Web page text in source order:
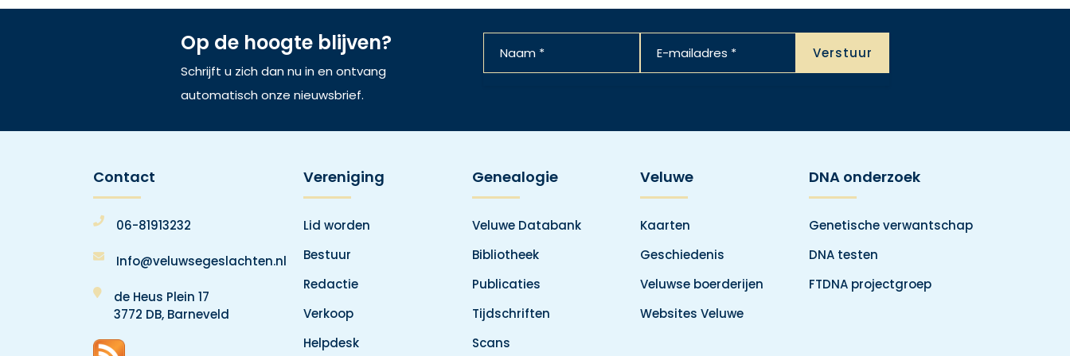
Op de hoogte blijven?
Schrijft u zich dan nu in en ontvang
automatisch onze nieuwsbrief.
Contact
06-81913232
Info@veluwsegeslachten.nl
de Heus Plein 17
3772 DB, Barneveld
Vereniging
Lid worden
Bestuur
Redactie
Verkoop
Helpdesk
Genealogie
Veluwe Databank
Bibliotheek
Publicaties
Tijdschriften
Scans
Veluwe
Kaarten
Geschiedenis
Veluwse boerderijen
Websites Veluwe
DNA onderzoek
Genetische verwantschap
DNA testen
FTDNA projectgroep